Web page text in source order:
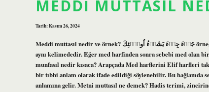
MEDDI MUTTASIL
Tarih: Kasım 26, 2024
Meddi muttasıl nedir ve örnek? جَاۤءَ جِىۤءَ يَشَاۤءُ اُولَۤئِكَ örneğinde, جاء telaffuz edilirken med harfinden sonra elif gelir, çünkü med kırıktır ve
aynı kelimededir. Eğer med harfinden sonra sebebi med olan
munfasıl nedir kısaca? Arapçada Med harflerini Elif harfleri
bir tıbbi anlam olarak ifade edildiği söylenebilir. Bu bağlamda
anlamına gelir. Metni muttasıl ne demek? Hadis terimi,